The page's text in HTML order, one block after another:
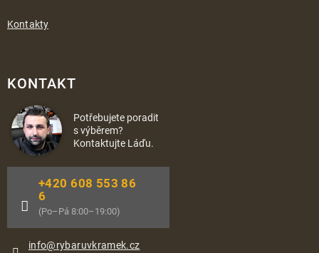
Kontakty
KONTAKT
Potřebujete poradit
s výběrem?
Kontaktujte Láďu.
info@rybaruvkramek.cz
+420 608 553 86
6
(Po–Pá 8:00–19:00)